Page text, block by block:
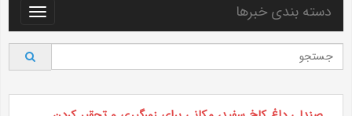
Toggle
دسته بندی خبرها